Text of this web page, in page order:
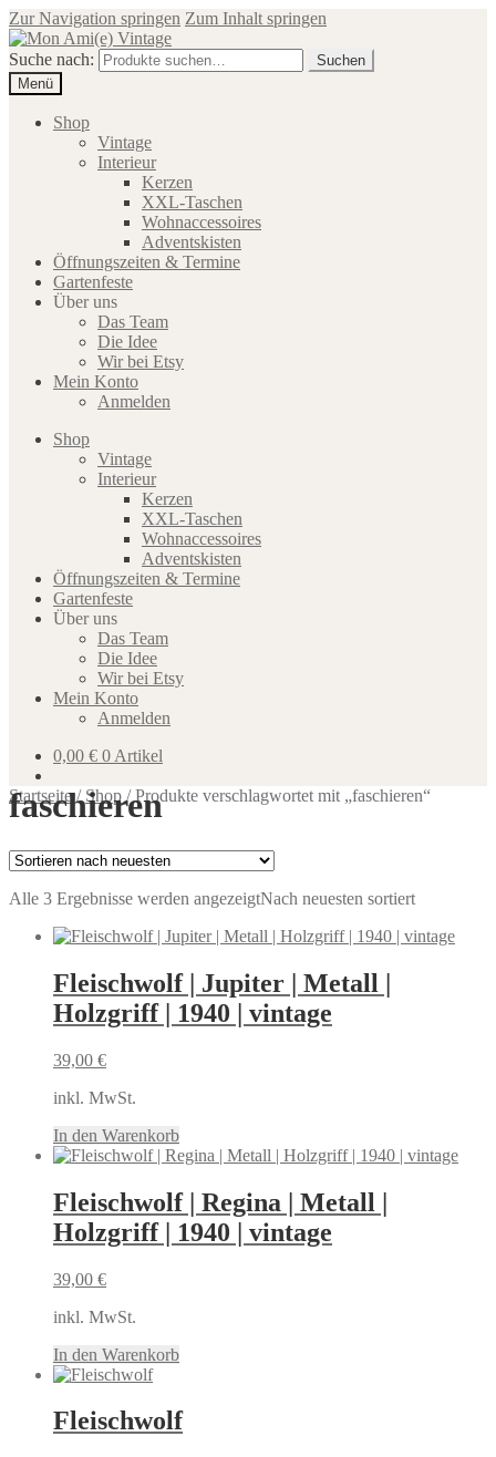
Zur Navigation springen Zum Inhalt springen
Suche nach:
Suchen
Menü
Shop
Vintage
Interieur
Kerzen
XXL-Taschen
Wohnaccessoires
Adventskisten
Öffnungszeiten & Termine
Gartenfeste
Über uns
Das Team
Die Idee
Wir bei Etsy
Mein Konto
Anmelden
Shop
Vintage
Interieur
Kerzen
XXL-Taschen
Wohnaccessoires
Adventskisten
Öffnungszeiten & Termine
Gartenfeste
Über uns
Das Team
Die Idee
Wir bei Etsy
Mein Konto
Anmelden
0,00 € 0 Artikel
Startseite/ Shop /Produkte verschlagwortet mit „faschieren“
faschieren
Alle 3 Ergebnisse werden angezeigtNach neuesten sortiert
Fleischwolf | Jupiter | Metall |
Holzgriff | 1940 | vintage
39,00 €
inkl. MwSt.
In den Warenkorb
Fleischwolf | Regina | Metall |
Holzgriff | 1940 | vintage
39,00 €
inkl. MwSt.
In den Warenkorb
Fleischwolf